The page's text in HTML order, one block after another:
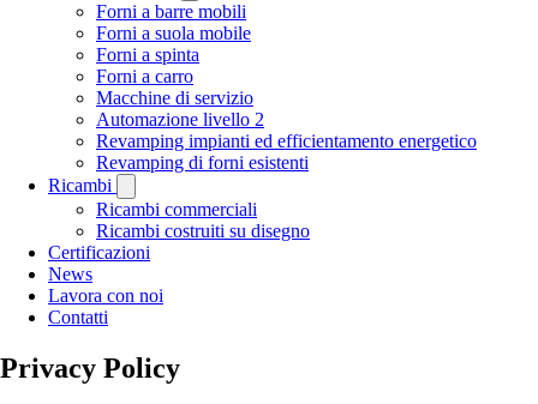
Forni a barre mobili
Forni a suola mobile
Forni a spinta
Forni a carro
Macchine di servizio
Automazione livello 2
Revamping impianti ed efficientamento energetico
Revamping di forni esistenti
Ricambi
Ricambi commerciali
Ricambi costruiti su disegno
Certificazioni
News
Lavora con noi
Contatti
Privacy Policy